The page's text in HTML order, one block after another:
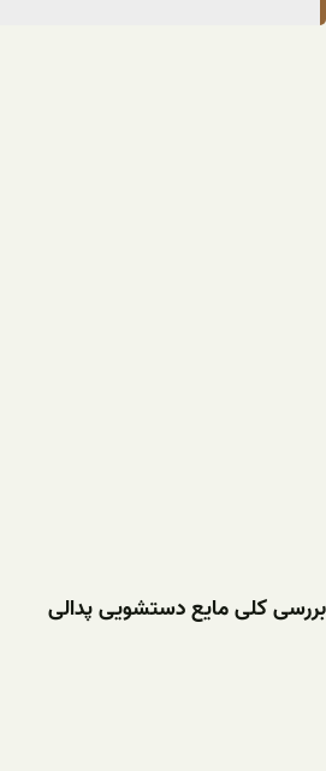
بررسی کلی مایع دستشویی پدالی